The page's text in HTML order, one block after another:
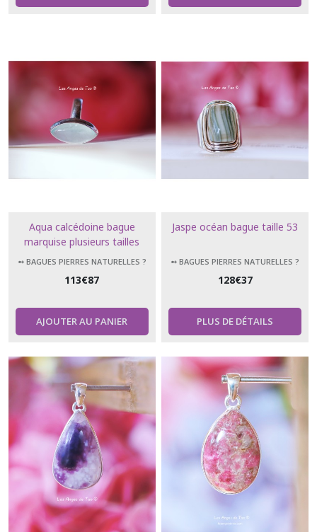
Aqua calcédoine bague
marquise plusieurs tailles
proposées
➻ BAGUES PIERRES NATURELLES ?
113€87
AJOUTER AU PANIER
Jaspe océan bague taille 53
➻ BAGUES PIERRES NATURELLES ?
128€37
PLUS DE DÉTAILS